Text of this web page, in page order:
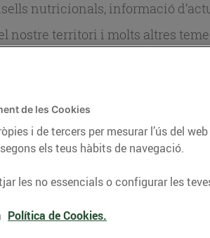
nutricionals, informació
nostre territori i molts altres
de les Cookies
i de tercers per mesurar l’ús del
els teus hàbits de navegació.
les no essencials o configurar les
Política de Cookies.